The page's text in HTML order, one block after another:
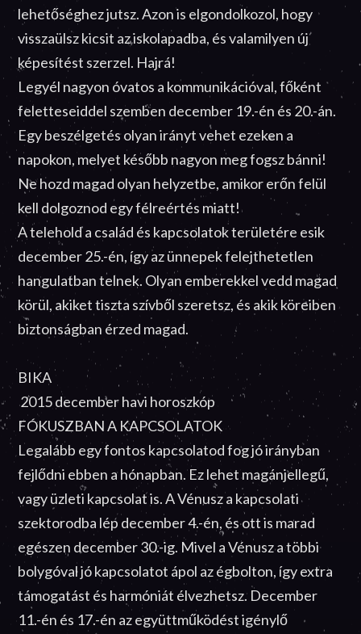
lehetőséghez jutsz. Azon is elgondolkozol, hogy
visszaülsz kicsit az iskolapadba, és valamilyen új
képesítést szerzel. Hajrá!
Legyél nagyon óvatos a kommunikációval, főként
feletteseiddel szemben december 19.-én és 20.-án.
Egy beszélgetés olyan irányt vehet ezeken a
napokon, melyet később nagyon meg fogsz bánni!
Ne hozd magad olyan helyzetbe, amikor erőn felül
kell dolgoznod egy félreértés miatt!
A telehold a család és kapcsolatok területére esik
december 25.-én, így az ünnepek felejthetetlen
hangulatban telnek. Olyan emberekkel vedd magad
körül, akiket tiszta szívből szeretsz, és akik köreiben
biztonságban érzed magad.
BIKA
2015 december havi horoszkóp
FÓKUSZBAN A KAPCSOLATOK
Legalább egy fontos kapcsolatod fog jó irányban
fejlődni ebben a hónapban. Ez lehet magánjellegű,
vagy üzleti kapcsolat is. A Vénusz a kapcsolati
szektorodba lép december 4.-én, és ott is marad
egészen december 30.-ig. Mivel a Vénusz a többi
bolygóval jó kapcsolatot ápol az égbolton, így extra
támogatást és harmóniát élvezhetsz. December
11.-én és 17.-én az együttműködést igénylő